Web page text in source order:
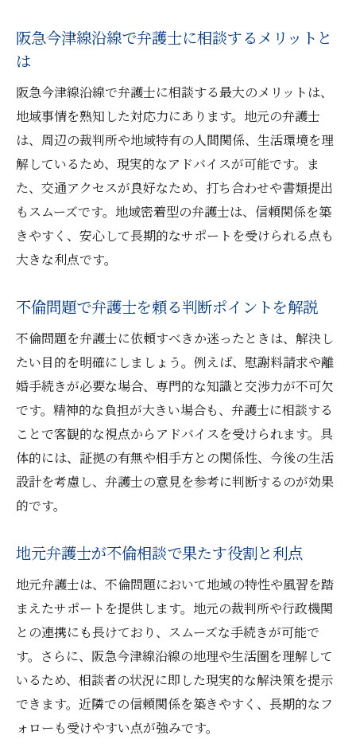
ト解説
ついて
阪急今津線沿線で相談時の利点を最大限活
用する方法
信頼できる弁護士を阪急今津線沿線で見つける
コツ
不倫問題に強い弁護士の選び方を徹底解説
阪急今津線沿線の弁護士選択時の比較ポイ
ント
弁護士の専門分野や実績の確認が重要な理
由
通いやすさと相談のしやすさが信頼度に直
結
口コミや評判を参考に弁護士を選ぶコツ
不倫に悩むなら地域の弁護士活用が安心
地域密着型弁護士が不倫相談で提供する安
由
不倫トラブルの解決がスムーズになる地域
特性
阪急今津線沿線の弁護士が選ばれる理由を
解説
地域事情を理解した弁護士の対応力とは
不倫の悩みを丁寧に聞く弁護士の重要性
阪急今津線利用者が知るべき弁護士選びの極意
阪急今津線沿線で弁護士に相談するメリットと
は
阪急今津線沿線で弁護士に相談する最大のメリットは、
地域事情を熟知した対応力にあります。地元の弁護士
は、周辺の裁判所や地域特有の人間関係、生活環境を理
解しているため、現実的なアドバイスが可能です。ま
た、交通アクセスが良好なため、打ち合わせや書類提出
もスムーズです。地域密着型の弁護士は、信頼関係を築
きやすく、安心して長期的なサポートを受けられる点も
大きな利点です。
不倫問題で弁護士を頼る判断ポイントを解説
不倫問題を弁護士に依頼すべきか迷ったときは、解決し
たい目的を明確にしましょう。例えば、慰謝料請求や離
婚手続きが必要な場合、専門的な知識と交渉力が不可欠
です。精神的な負担が大きい場合も、弁護士に相談する
ことで客観的な視点からアドバイスを受けられます。具
体的には、証拠の有無や相手方との関係性、今後の生活
設計を考慮し、弁護士の意見を参考に判断するのが効果
的です。
地元弁護士が不倫相談で果たす役割と利点
地元弁護士は、不倫問題において地域の特性や風習を踏
まえたサポートを提供します。地元の裁判所や行政機関
との連携にも長けており、スムーズな手続きが可能で
す。さらに、阪急今津線沿線の地理や生活圏を理解して
いるため、相談者の状況に即した現実的な解決策を提示
できます。近隣での信頼関係を築きやすく、長期的なフ
ォローも受けやすい点が強みです。